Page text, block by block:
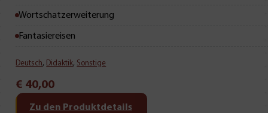
Wortschatzerweiterung
Fantasiereisen
Deutsch, Didaktik, Sonstige
€ 40,00
Zu den Produktdetails